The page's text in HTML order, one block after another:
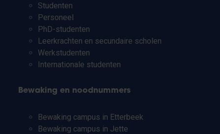
Studenten
Personeel
PhD-studenten
Leerkrachten en secundaire scholen
Werkstudenten
Internationale studenten
Bewaking en noodnummers
Bewaking campus in Etterbeek
Bewaking campus in Jette